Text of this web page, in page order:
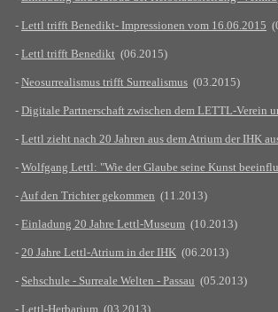
- Lettl trifft Benedikt- Impressionen vom 16.06.2015
- Lettl trifft Benedikt (06.2015)
- Neosurrealismus trifft Surrealismus (03.2015)
- Digitale Partnerschaft zwischen dem LETTL-Verein
- Lettl zieht nach 20 Jahren aus dem Atrium der IHK
- Wolfgang Lettl: "Wie der Glaube seine Kunst
-Auf den Trichter gekommen (11.2013)
- Einladung 20 Jahre Lettl-Museum (10.2013)
- 20 Jahre Lettl-Atrium in der IHK (06.2013)
- Sehschule - Surreale Welten - Passau (05.2013)
- Lettl-Herbarium (03.2013)